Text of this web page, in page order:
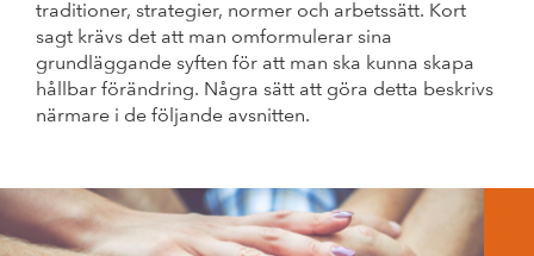
traditioner, strategier, normer och arbetssätt. Kort
sagt krävs det att man omformulerar sina
grundläggande syften för att man ska kunna skapa
hållbar förändring. Några sätt att göra detta beskrivs
närmare i de följande avsnitten.